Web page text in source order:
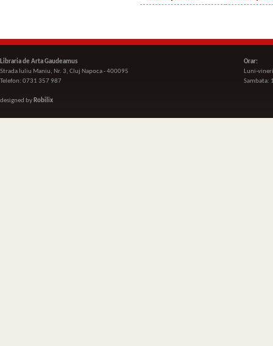
Libraria de Arta Gaudeamus
Strada Iuliu Maniu, Nr. 3, Cluj Napoca - 400095
Telefon: 0731 357 987
designed by Robilix
Orar:
Luni-
Sambata: